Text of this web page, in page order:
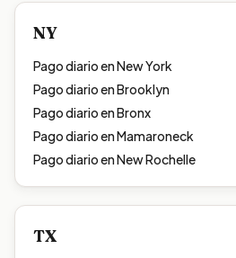
NY
Pago diario enNew York
Pago diario enBrooklyn
Pago diario enBronx
Pago diario enMamaroneck
Pago diario enNew Rochelle
TX